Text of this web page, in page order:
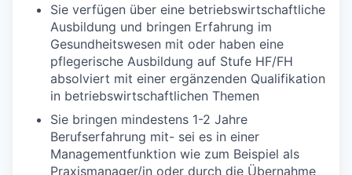
Sie verfügen über eine betriebswirtschaftliche
Ausbildung und bringen Erfahrung im
Gesundheitswesen mit oder haben eine
pflegerische Ausbildung auf Stufe HF/FH
absolviert mit einer ergänzenden Qualifikation
in betriebswirtschaftlichen Themen
Sie bringen mindestens 1-2 Jahre
Berufserfahrung mit- sei es in einer
Managementfunktion wie zum Beispiel als
Praxismanager/in oder durch die Übernahme